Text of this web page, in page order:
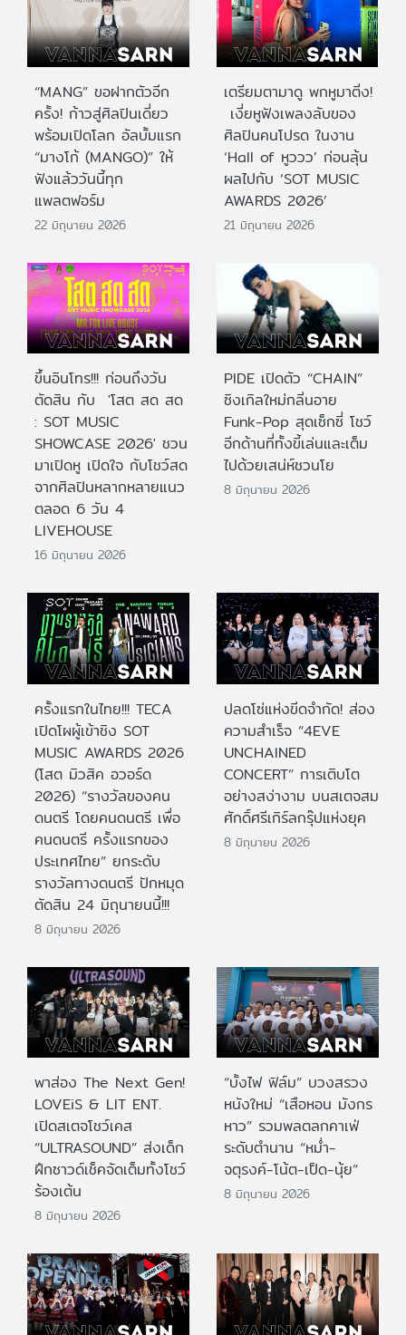
“MANG” ขอฝากตัวอีก
ครั้ง! ก้าวสู่ศิลปินเดี่ยว
พร้อมเปิดโลก อัลบั้มแรก
“มางโก้ (MANGO)” ให้
ฟังแล้ววันนี้ทุก
แพลตฟอร์ม
22 มิถุนายน 2026
เตรียมตามาดู พกหูมาติ่ง!
เงี่ยหูฟังเพลงลับของ
ศิลปินคนโปรด ในงาน
‘Hall of หูววว’ ก่อนลุ้น
ผลไปกับ ‘SOT MUSIC
AWARDS 2026’
21 มิถุนายน 2026
ขึ้นอินโทร!!! ก่อนถึงวัน
ตัดสิน กับ 'โสต สด สด
: SOT MUSIC
SHOWCASE 2026' ชวน
มาเปิดหู เปิดใจ กับโชว์สด
จากศิลปินหลากหลายแนว
ตลอด 6 วัน 4
LIVEHOUSE
16 มิถุนายน 2026
PIDE เปิดตัว “CHAIN”
ซิงเกิลใหม่กลิ่นอาย
Funk-Pop สุดเซ็กซี่ โชว์
อีกด้านที่ทั้งขี้เล่นและเต็ม
ไปด้วยเสน่ห์ชวนโย
8 มิถุนายน 2026
ครั้งแรกในไทย!!! TECA
เปิดโผผู้เข้าชิง SOT
MUSIC AWARDS 2026
(โสต มิวสิค อวอร์ด
2026) “รางวัลของคน
ดนตรี โดยคนดนตรี เพื่อ
คนดนตรี ครั้งแรกของ
ประเทศไทย” ยกระดับ
รางวัลทางดนตรี ปักหมุด
ตัดสิน 24 มิถุนายนนี้!!!
8 มิถุนายน 2026
ปลดโซ่แห่งขีดจำกัด! ส่อง
ความสำเร็จ “4EVE
UNCHAINED
CONCERT” การเติบโต
อย่างสง่างาม บนสเตจสม
ศักดิ์ศรีเกิร์ลกรุ๊ปแห่งยุค
8 มิถุนายน 2026
พาส่อง The Next Gen!
LOVEiS & LIT ENT.
เปิดสเตจโชว์เคส
“ULTRASOUND” ส่งเด็ก
ฝึกซาวด์เช็คจัดเต็มทั้งโชว์
ร้องเต้น
8 มิถุนายน 2026
“บั้งไฟ ฟิล์ม” บวงสรวง
หนังใหม่ “เสือหอน มังกร
หาว” รวมพลตลกคาเฟ่
ระดับตำนาน “หม่ำ-
จตุรงค์-โน้ต-เป็ด-นุ้ย”
8 มิถุนายน 2026